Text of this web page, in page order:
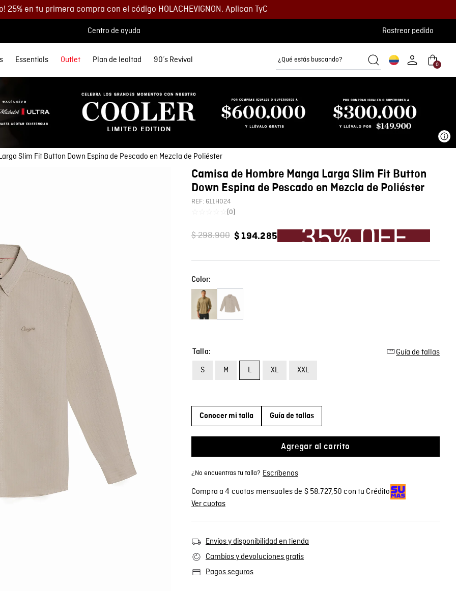
25% en tu primera compra con el código HOLACHEVIGNON. Aplican TyC
Centro de ayuda Rastrear pedido
Accesorios
y Morrales
Lo más nuevo
Spring Summer
Ver todo Hombre
Polos
Parches
Lo más nuevo
Spring Summer
Ver todo Mujer
Chaquetas
Buzos
Essentials Outlet
35% DCTO
40% DCTO
Plan de lealtad 90´s Revival
¿Qué estás buscando?
0
Slim Fit Button Down Espina de Pescado en Mezcla de Poliéster
Camisa de Hombre Manga Larga Slim Fit Button
Down Espina de Pescado en Mezcla de Poliéster
REF: 611H024
(0)
$298.900 $ 194.285
Color:
Guía de tallas
Talla
S M L XL XXL
Conocer mi talla Guía de tallas
Agregar al carrito
¿No encuentras tu talla? Escríbenos
Compra a 4 cuotas mensuales de $ 58.727,50 con tu Crédito
Ver cuotas
Envíos y disponibilidad en tienda
Cambios y devoluciones gratis
Pagos seguros
Cuero Hombre